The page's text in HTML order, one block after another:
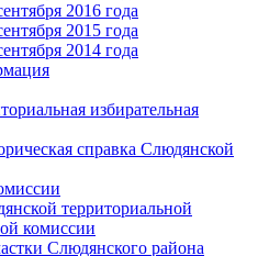
2016 года
2015 года
2014 года
избирательная
справка Слюдянской
территориальной
комиссии
Слюдянского района